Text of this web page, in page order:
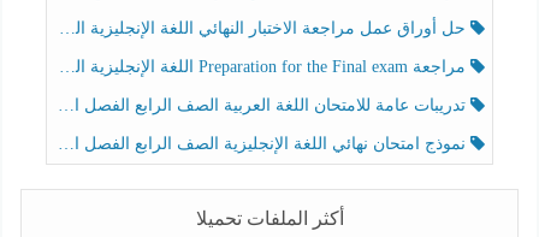
حل أوراق عمل مراجعة الاختبار النهائي اللغة الإنجليزية الصف الرابع الفصل الثالث
مراجعة Preparation for the Final exam اللغة الإنجليزية الصف الرابع الفصل الثالث
تدريبات عامة للامتحان اللغة العربية الصف الرابع الفصل الثالث
نموذج امتحان نهائي اللغة الإنجليزية الصف الرابع الفصل الثالث
أكثر الملفات تحميلا